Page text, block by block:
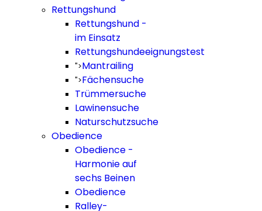
Rettungshund
Rettungshund -
im Einsatz
Rettungshundeeignungstest
">Mantrailing
">Fächensuche
Trümmersuche
Lawinensuche
Naturschutzsuche
Obedience
Obedience -
Harmonie auf
sechs Beinen
Obedience
Ralley-